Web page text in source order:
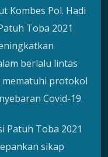
Kombes Pol. Hadi
Toba 2021
berlalu lintas
protokol
Covid-19.
Patuh Toba 2021
sikap